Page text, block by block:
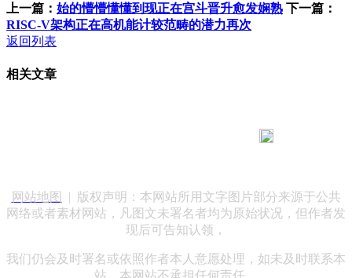
上一篇： 始的懵懵懂懂到现正在宫斗晋升愈发娴熟 下一篇：
RISC-V架构正在高机能计较范畴的潜力再次
返回列表
相关文章
网站地图
| 版权声明：本网站所用文字图片部分来源于公共
网络或者素材网站，凡图文未署名者均为原始状况，但作者发
现后可告知认领，
我们仍会及时署名或依照作者本人意愿处理，如未及时联系本